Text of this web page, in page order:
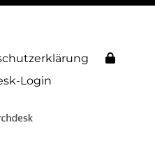
Login